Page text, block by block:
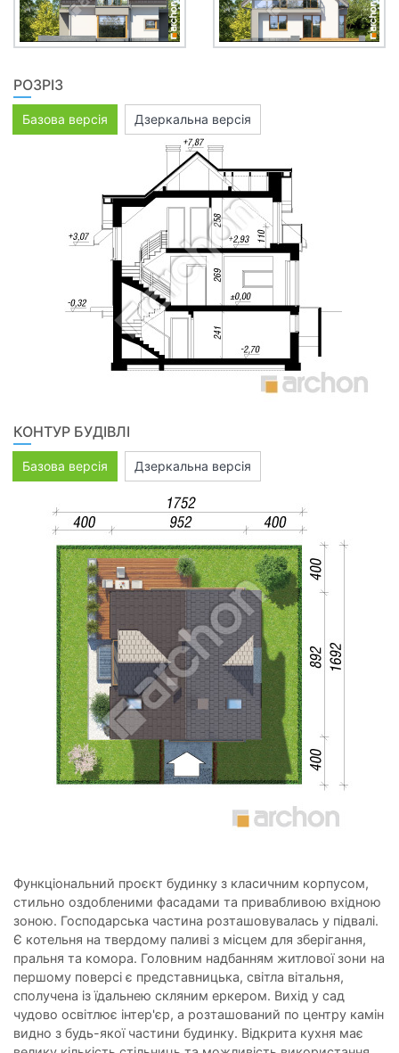
РОЗРІЗ
Базова версія Дзеркальна версія
КОНТУР БУДІВЛІ
Базова версія Дзеркальна версія
Функціональний проєкт будинку з класичним корпусом,
стильно оздобленими фасадами та привабливою вхідною
зоною. Господарська частина розташовувалась у підвалі.
Є котельня на твердому паливі з місцем для зберігання,
пральня та комора. Головним надбанням житлової зони на
першому поверсі є представницька, світла вітальня,
сполучена із їдальнею скляним еркером. Вихід у сад
чудово освітлює інтер'єр, а розташований по центру камін
видно з будь-якої частини будинку. Відкрита кухня має